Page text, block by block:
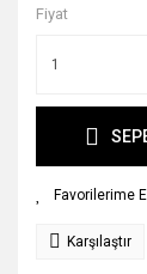
Fiyat
Karşılaştır